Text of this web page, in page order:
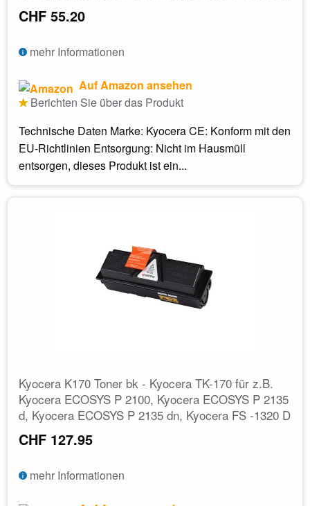
CHF 55.20
mehr Informationen
Auf Amazon ansehen
Berichten Sie über das Produkt
Technische Daten Marke: Kyocera CE: Konform mit den
EU-Richtlinien Entsorgung: Nicht im Hausmüll
entsorgen, dieses Produkt ist ein...
Kyocera K170 Toner bk - Kyocera TK-170 für z.B.
Kyocera ECOSYS P 2100, Kyocera ECOSYS P 2135
d, Kyocera ECOSYS P 2135 dn, Kyocera FS -1320 D
CHF 127.95
mehr Informationen